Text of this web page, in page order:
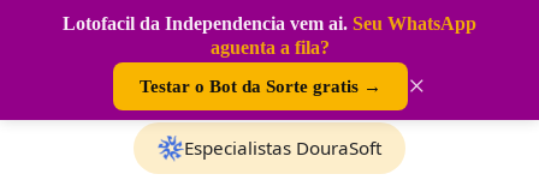
Lotofacil da Independencia vem ai. Seu WhatsApp
aguenta a fila?
Testar o Bot da Sorte gratis → ×
Começar agora
Especialistas DouraSoft